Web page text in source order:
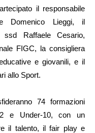
il responsabile
Domenico Lieggi, il
ssd Raffaele Cesario,
FIGC, la consigliera
e giovanili, e il
allo Sport.
74 formazioni
e Under-10, con un
il talento, il fair play e